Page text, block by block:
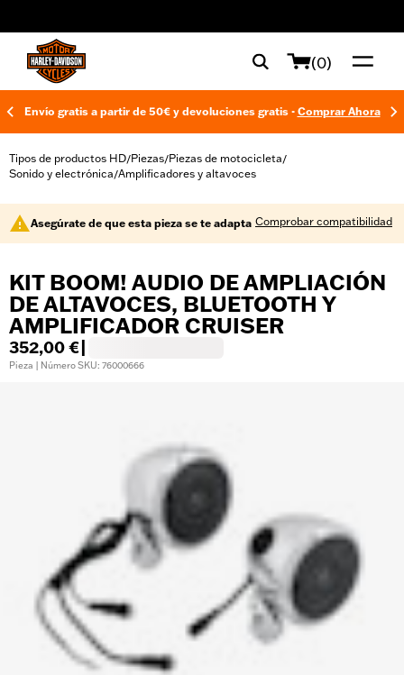
(0)
Envío gratis a partir de 50€ y devoluciones gratis - Comprar Ahora
Tipos de productos HD/Piezas/Piezas de motocicleta/
Sonido y electrónica/Amplificadores y altavoces
Asegúrate de que esta pieza se te adapta Comprobar compatibilidad
KIT BOOM! AUDIO DE AMPLIACIÓN
DE ALTAVOCES, BLUETOOTH Y
AMPLIFICADOR CRUISER
352,00 €
Pieza | Número SKU: 76000666